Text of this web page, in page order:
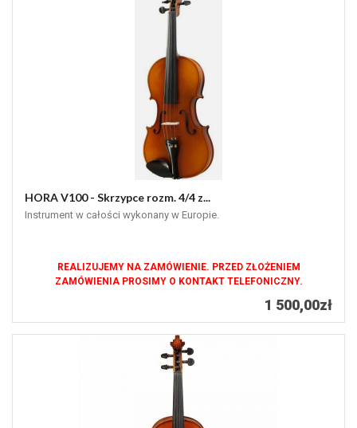
HORA V100 - Skrzypce rozm. 4/4 z...
Instrument w całości wykonany w Europie.
REALIZUJEMY NA ZAMÓWIENIE. PRZED ZŁOŻENIEM
ZAMÓWIENIA PROSIMY O KONTAKT TELEFONICZNY.
1 500,00zł